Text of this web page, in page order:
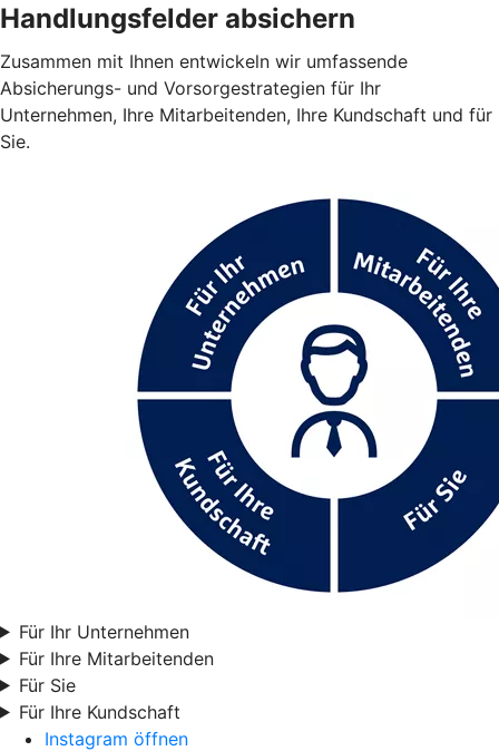
Handlungsfelder absichern
Zusammen mit Ihnen entwickeln wir umfassende
Absicherungs- und Vorsorgestrategien für Ihr
Unternehmen, Ihre Mitarbeitenden, Ihre Kundschaft und für
Sie.
Für Ihr Unternehmen
Für Ihre Mitarbeitenden
Für Sie
Für Ihre Kundschaft
Instagram öffnen